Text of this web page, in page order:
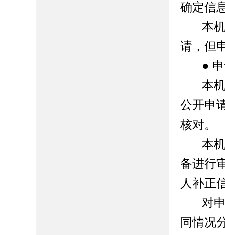
确定信
本
请，但
●
本
公开申
核对。
本
备进行
人补正
对
同情况